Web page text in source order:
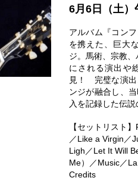
6月6日（土）
アルバム『コン
を携えた、巨大
ジ。馬術、宗教
にされる演出や
見！ 完璧な演出
ンジが融合し、
入を記録した伝説
【セットリスト
／Like a Virgin／
Ligh／Let It Will
Me）／Music／
Credits